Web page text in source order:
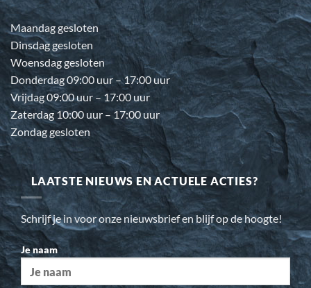
Maandag gesloten
Dinsdag gesloten
Woensdag gesloten
Donderdag 09:00 uur – 17:00 uur
Vrijdag 09:00 uur – 17:00 uur
Zaterdag 10:00 uur – 17:00 uur
Zondag gesloten
LAATSTE NIEUWS EN ACTUELE ACTIES?
Schrijf je in voor onze nieuwsbrief en blijf op de hoogte!
Je naam